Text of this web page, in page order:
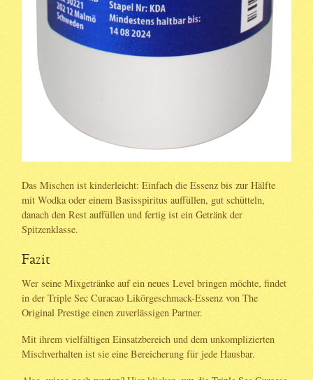
Das Mischen ist kinderleicht: Einfach die Essenz bis zur Hälfte
mit Wodka oder einem Basisspiritus auffüllen, gut schütteln,
danach den Rest auffüllen und fertig ist ein Getränk der
Spitzenklasse.
Fazit
Wer seine Mixgetränke auf ein neues Level bringen möchte, findet
in der Triple Sec Curacao Likörgeschmack-Essenz von The
Original Prestige einen zuverlässigen Partner.
Mit ihrem vielfältigen Einsatzbereich und dem unkomplizierten
Mischverhalten ist sie eine Bereicherung für jede Hausbar.